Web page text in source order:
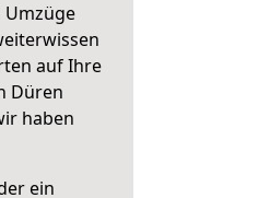
Umzüge
auf Ihre
Düren
haben
ein